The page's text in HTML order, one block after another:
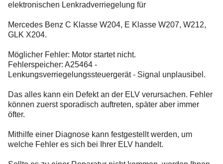
elektronischen Lenkradverriegelung für
Mercedes Benz C Klasse W204, E Klasse W207, W212,
GLK X204.
Möglicher Fehler: Motor startet nicht.
Fehlerspeicher: A25464 -
Lenkungsverriegelungssteuergerät - Signal unplausibel.
Das alles kann ein Defekt an der ELV verursachen. Fehler
können zuerst sporadisch auftreten, später aber immer
öfter.
Mithilfe einer Diagnose kann festgestellt werden, um
welche Fehler es sich bei Ihrer ELV handelt.